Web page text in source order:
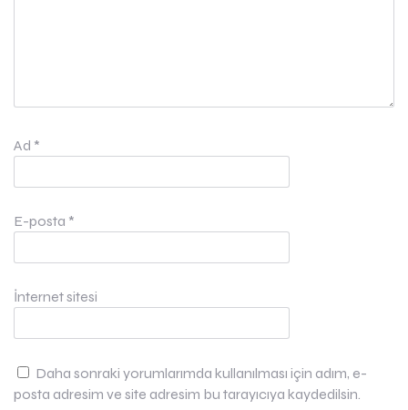
Ad *
E-posta *
İnternet sitesi
Daha sonraki yorumlarımda kullanılması için adım, e-
posta adresim ve site adresim bu tarayıcıya kaydedilsin.